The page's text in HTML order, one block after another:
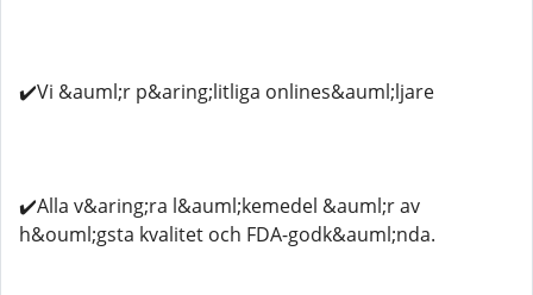
✔️Vi &auml;r p&aring;litliga onlines&auml;ljare
✔️Alla v&aring;ra l&auml;kemedel &auml;r av
h&ouml;gsta kvalitet och FDA-godk&auml;nda.